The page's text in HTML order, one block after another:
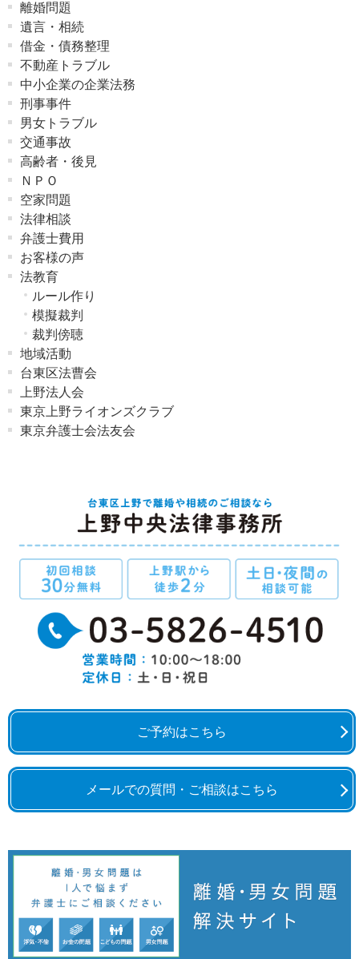
離婚問題
遺言・相続
借金・債務整理
不動産トラブル
中小企業の企業法務
刑事事件
男女トラブル
交通事故
高齢者・後見
ＮＰＯ
空家問題
法律相談
弁護士費用
お客様の声
法教育
ルール作り
模擬裁判
裁判傍聴
地域活動
台東区法曹会
上野法人会
東京上野ライオンズクラブ
東京弁護士会法友会
ご予約はこちら
メールでの質問・ご相談はこちら